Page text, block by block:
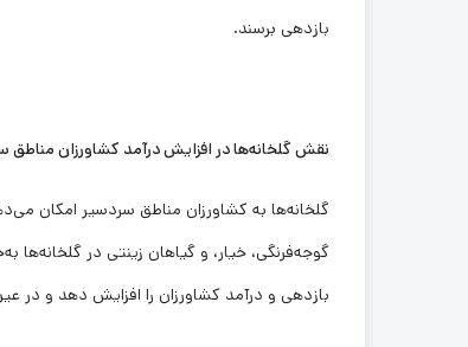
بازدهی برسند.
نقش گلخانه‌ها در افزایش درآمد کشاورزان مناطق
گلخانه‌ها به کشاورزان مناطق سردسیر امکان
گوجه‌فرنگی، خیار، و گیاهان زینتی در گلخانه‌ها
بازدهی و درآمد کشاورزان را افزایش دهد و در